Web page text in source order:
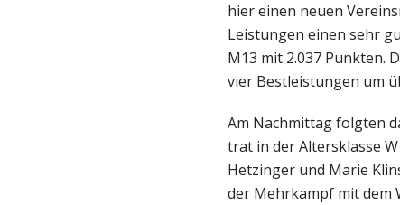
hier einen neuen
Leistungen einen sehr
M13 mit 2.037 Punkten.
vier Bestleistungen um
Am Nachmittag folgten
trat in der Altersklasse
Hetzinger und Marie
der Mehrkampf mit dem